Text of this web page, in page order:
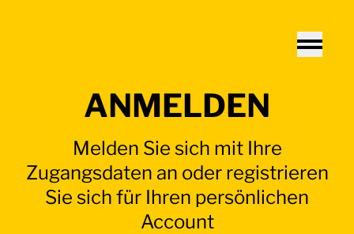
Toggle
ANMELDEN
Melden Sie sich mit Ihre
Zugangsdaten an oder registrieren
Sie sich für Ihren persönlichen
Account